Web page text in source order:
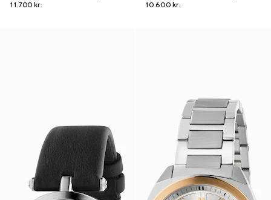
11.700 kr.
10.600 kr.